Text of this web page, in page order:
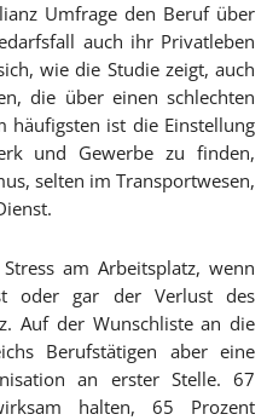
Umfrage den Beruf über
auch ihr Privatleben
wie die Studie zeigt, auch
die über einen schlechten
häufigsten ist die Einstellung
und Gewerbe zu finden,
selten im Transportwesen,
am Arbeitsplatz, wenn
oder gar der Verlust des
Auf der Wunschliste an die
Berufstätigen aber eine
an erster Stelle. 67
halten, 65 Prozent